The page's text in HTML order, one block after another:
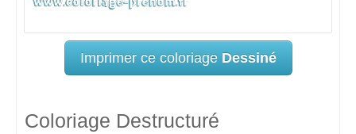
Imprimer ce coloriage Dessiné
Coloriage Destructuré